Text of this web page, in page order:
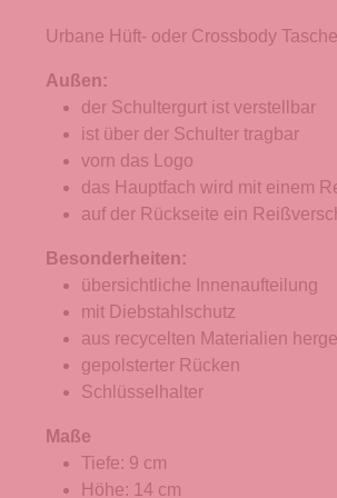
Urbane Hüft- oder Crossbody
Außen:
der Schultergurt ist verstellbar
ist über der Schulter tragbar
vorn das Logo
das Hauptfach wird mit einem
auf der Rückseite ein
Besonderheiten:
übersichtliche Innenaufteilung
mit Diebstahlschutz
aus recycelten Materialien
gepolsterter Rücken
Schlüsselhalter
Maße
Tiefe: 9 cm
Höhe: 14 cm